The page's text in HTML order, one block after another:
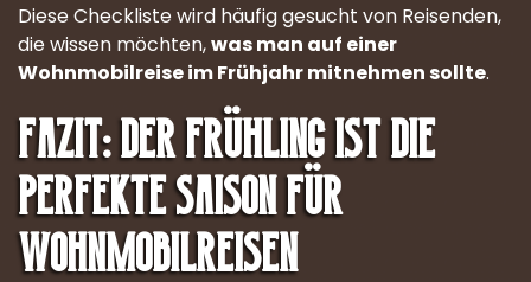
Diese Checkliste wird häufig gesucht von Reisenden,
die wissen möchten,was man auf einer
Wohnmobilreise im Frühjahr mitnehmen sollte.
Fazit: Der Frühling ist die
perfekte Saison für
Wohnmobilreisen